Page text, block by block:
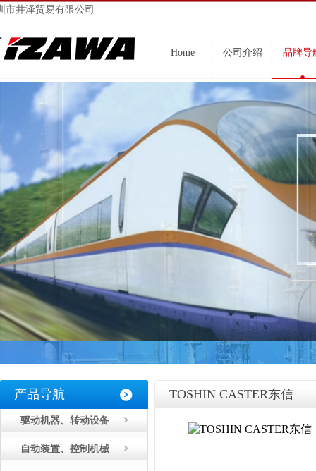
市井泽贸易有限公司
Home 公司介绍 品牌导
产品导航
驱动机器、转动设备
自动装置、控制机械
TOSHIN CASTER东信